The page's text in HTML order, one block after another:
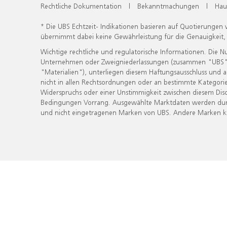
Rechtliche Dokumentation | Bekanntmachungen |
* Die UBS Echtzeit- Indikationen basieren auf
übernimmt dabei keine Gewährleistung für die
Wichtige rechtliche und regulatorische Informationen. Die
Unternehmen oder Zweigniederlassungen (zusammen
"Materialien"), unterliegen diesem Haftungsausschluss
nicht in allen Rechtsordnungen oder an bestimmte
Widerspruchs oder einer Unstimmigkeit zwischen diesem
Bedingungen Vorrang. Ausgewählte Marktdaten werden
und nicht eingetragenen Marken von UBS. Andere Marken